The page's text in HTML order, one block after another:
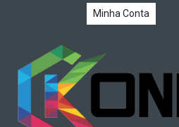
Minha Conta